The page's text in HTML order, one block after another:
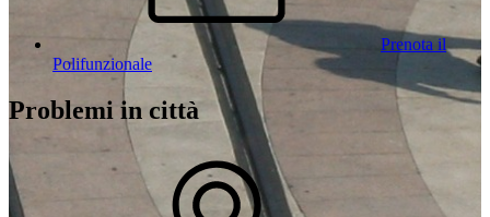
Prenota il
Polifunzionale
Problemi in città